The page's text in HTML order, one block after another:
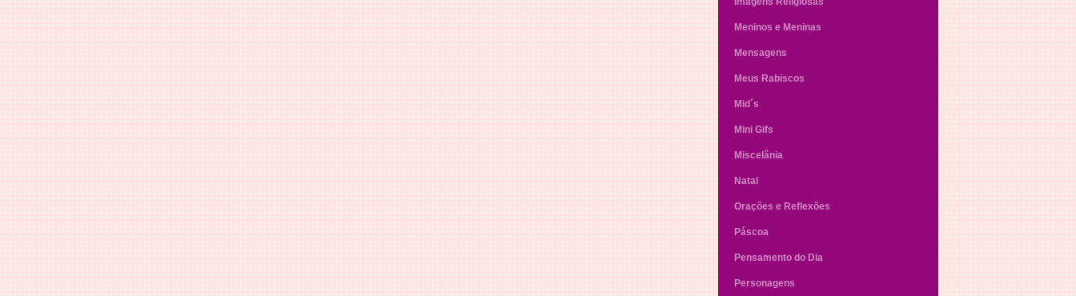
Meninos e Meninas
Mensagens
Meus Rabiscos
Mid´s
Mini Gifs
Miscelânia
Natal
Orações e Reflexões
Páscoa
Pensamento do Dia
Personagens